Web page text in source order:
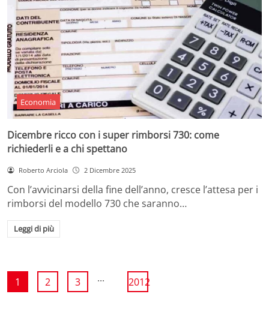
Economia
Dicembre ricco con i super rimborsi 730: come
richiederli e a chi spettano
Roberto Arciola 2 Dicembre 2025
Con l’avvicinarsi della fine dell’anno, cresce l’attesa per i
rimborsi del modello 730 che saranno…
Leggi di più
1 2 3 ... 2012